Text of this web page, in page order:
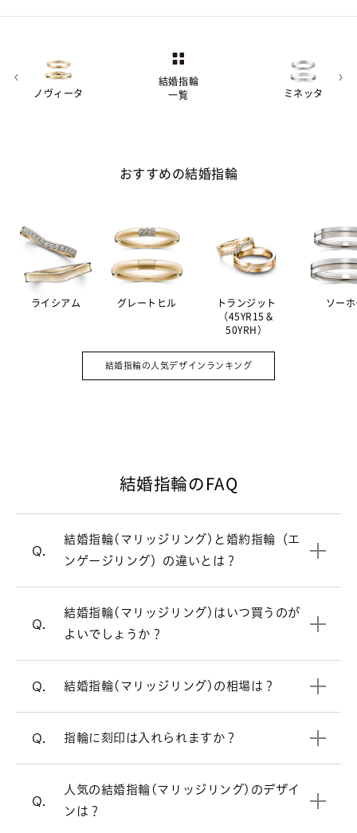
結婚指輪
一覧
ノヴィータ ミネッタ
おすすめの結婚指輪
ライシアム グレートヒル
トランジット
（45YR15＆
50YRH）
ソー
結婚指輪の人気デザインランキング
結婚指輪のFAQ
Q.
結婚指輪(マリッジリング)と婚約指輪（エ
ンゲージリング）の違いとは？
証として贈る記念品。その意味を強める
ため、ダイヤモンドをあしらったデザイ
婚約指輪（エンゲージリング） 一覧はこちら
Q.
結婚指輪(マリッジリング)はいつ買うのが
よいでしょうか？
結婚式直前は忙しくなるため、結婚指輪
月ほど前にスタートするのがおすすめで
場合はご入籍の3ヶ月前にはご準備され
ると安心です。
結婚指輪を買うタイミングについて
Q. 結婚指輪(マリッジリング)の相場は？
A.
って価格が変わります。ご要望に合わせ
てご提案させていただきます。
結婚指輪の相場について詳しく見る
Q. 指輪に刻印は入れられますか？
ト・数字などを刻印できます。（無料）
リングのオプションについて
Q.
人気の結婚指輪(マリッジリング)のデザイ
ンは？
結婚指輪（マリッジリング）はシンプル
ヤモンドではダイヤモンドをあしらった
デザインが人気です。
V字ラインの結婚指輪を見る
A.
いませんが、週末はお時間帯によっては